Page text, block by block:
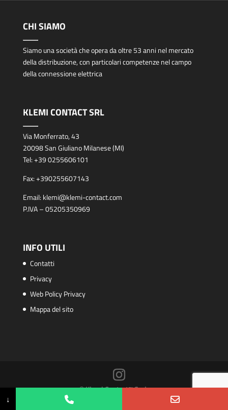
CHI SIAMO
Siamo una società che opera da oltre 53 anni nel mercato
della distribuzione, con particolari competenze nel campo
della connessione elettrica
KLEMI CONTACT SRL
Via Monferrato, 43
20098 San Giuliano Milanese (MI)
Tel:+39 0255606101
Fax:+390255607143
Email: klemi@klemi-contact.com
P.IVA – 05205350969
INFO UTILI
Contatti
Privacy
Web Policy Privacy
Mappa del sito
© Klemi Contact™ S.r.l.
PHP Code Snippets
↓